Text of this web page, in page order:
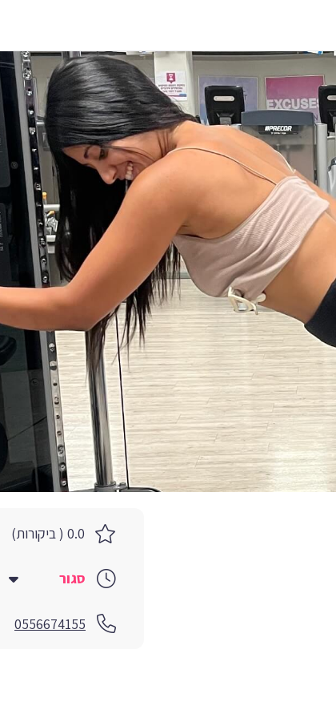
0.0 ( ביקורות)
סגור
0556674155